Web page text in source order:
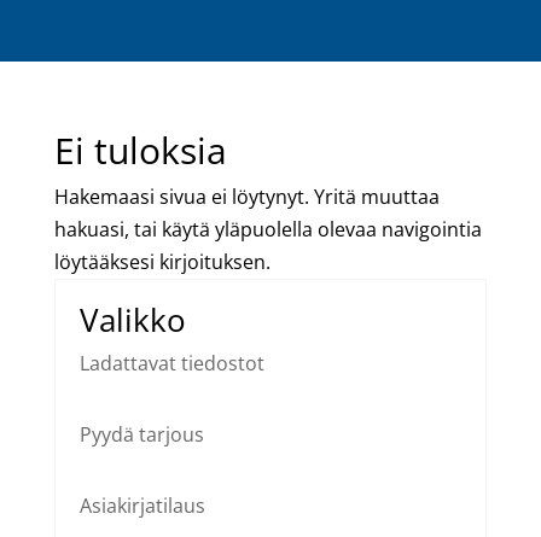
Ei tuloksia
Hakemaasi sivua ei löytynyt. Yritä muuttaa
hakuasi, tai käytä yläpuolella olevaa navigointia
löytääksesi kirjoituksen.
Valikko
Ladattavat tiedostot
Pyydä tarjous
Asiakirjatilaus